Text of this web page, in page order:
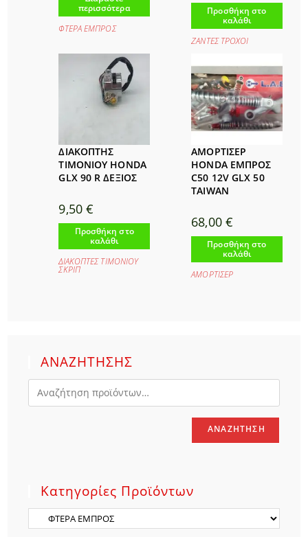
περισσότερα
ΦΤΕΡΑ ΕΜΠΡΟΣ
Προσθήκη στο
καλάθι
ΖΑΝΤΕΣ ΤΡΟΧΟΙ
ΔΙΑΚΟΠΤΗΣ
ΤΙΜΟΝΙΟΥ HONDA
GLX 90 R ΔΕΞΙΟΣ
9,50 €
Προσθήκη στο
καλάθι
ΔΙΑΚΟΠΤΕΣ ΤΙΜΟΝΙΟΥ
ΣΚΡΙΠ
ΑΜΟΡΤΙΣΕΡ
HONDA ΕΜΠΡΟΣ
C50 12V GLX 50
TAIWAN
68,00 €
Προσθήκη στο
καλάθι
ΑΜΟΡΤΙΣΕΡ
ΑΝΑΖΗΤΗΣΗΣ
ΑΝΑΖΉΤΗΣΗ
Κατηγορίες Προϊόντων